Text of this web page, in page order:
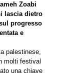
Zoabi
lascia dietro
progresso
e
palestinese,
molti festival
una chiave